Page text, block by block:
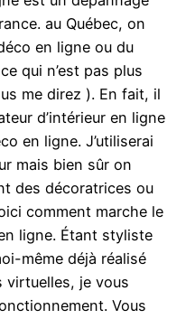
au Québec, on
en ligne ou du
qui n’est pas plus
me direz ). En fait, il
d’intérieur en ligne
en ligne. J’utiliserai
mais bien sûr on
des décoratrices ou
comment marche le
ligne. Étant styliste
même déjà réalisé
virtuelles, je vous
Vous